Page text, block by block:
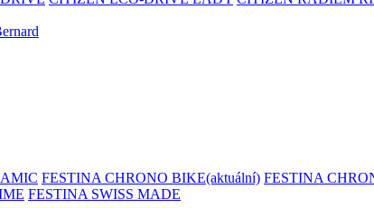
FESTINA CHRONO BIKE(aktuální) FESTINA
FESTINA SWISS MADE